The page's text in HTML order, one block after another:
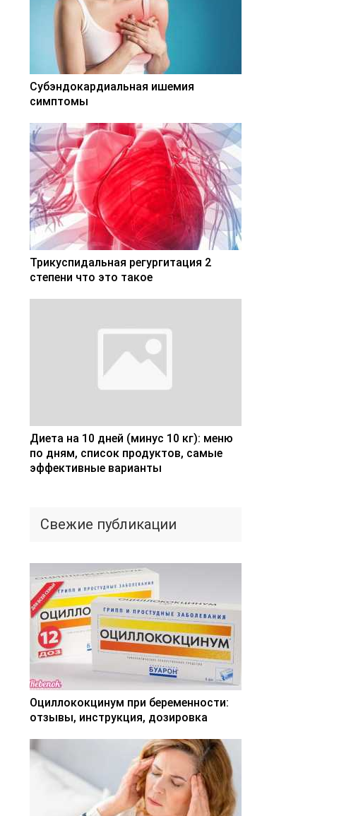
Субэндокардиальная ишемия
симптомы
Трикуспидальная регургитация 2
степени что это такое
Диета на 10 дней (минус 10 кг): меню
по дням, список продуктов, самые
эффективные варианты
Свежие публикации
Оциллококцинум при беременности:
отзывы, инструкция, дозировка